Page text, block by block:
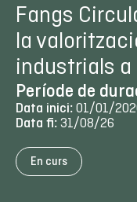
Fangs
la
industrials
Període de
Data inici: 01/01/
Data fi: 31/08/26
En curs